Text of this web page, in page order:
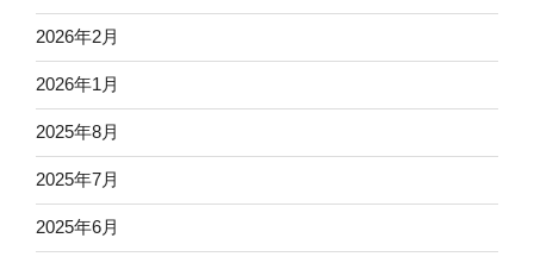
2026年2月
2026年1月
2025年8月
2025年7月
2025年6月